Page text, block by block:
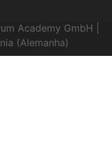
Academy GmbH |
(Alemanha)